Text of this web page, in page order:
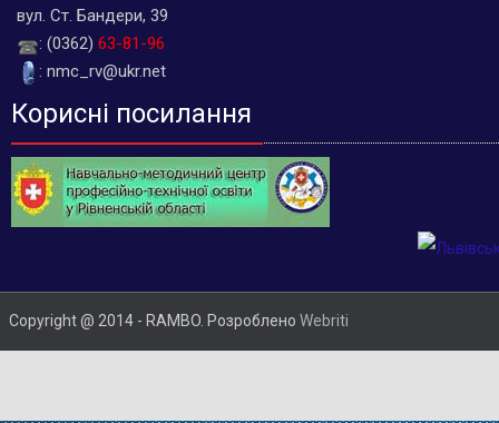
вул. Ст. Бандери, 39
: (0362) 63-81-96
: nmc_rv@ukr.net
Корисні посилання
Copyright @ 2014 - RAMBO. Розроблено Webriti